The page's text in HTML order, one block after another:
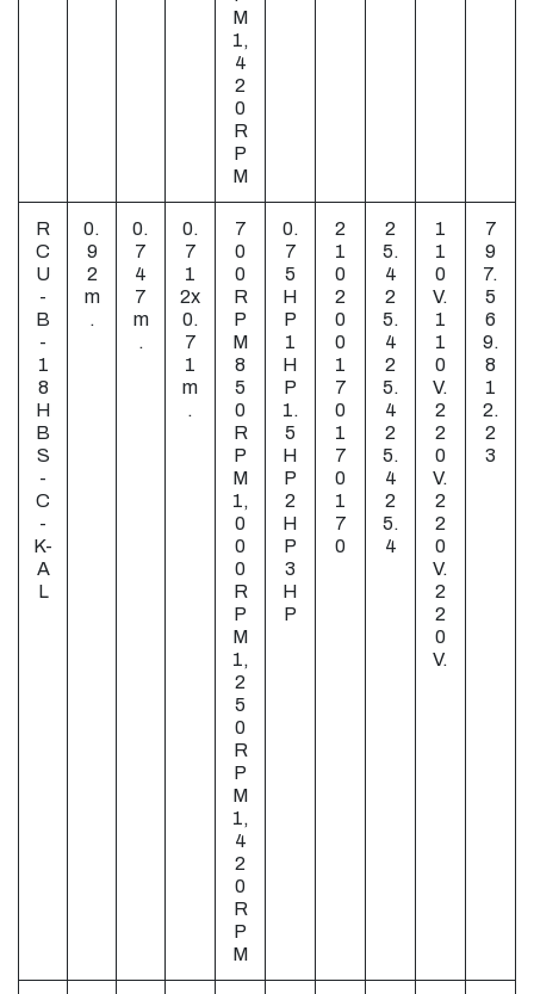
M
1,
4
2
0
R
P
M
R
C
U
-
B
-
1
8
H
B
S
-
C
-
K-
A
L
0.
9
2
m
.
0.
7
4
7
m
.
0.
7
1
2x
0.
7
1
m
.
7
0
0
R
P
M
8
5
0
R
P
M
1,
0
0
0
R
P
M
1,
2
5
0
R
P
M
1,
4
2
0
R
P
M
0.
7
5
H
P
1
H
P
1.
5
H
P
2
H
P
3
H
P
2
1
0
2
0
0
1
7
0
1
7
0
1
7
0
2
5.
4
2
5.
4
2
5.
4
2
5.
4
2
5.
4
1
1
0
V.
1
1
0
V.
2
2
0
V.
2
2
0
V.
2
2
0
V.
7
9
7.
5
6
9.
8
1
2.
2
3